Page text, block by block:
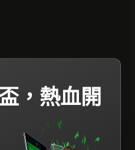
，熱血開